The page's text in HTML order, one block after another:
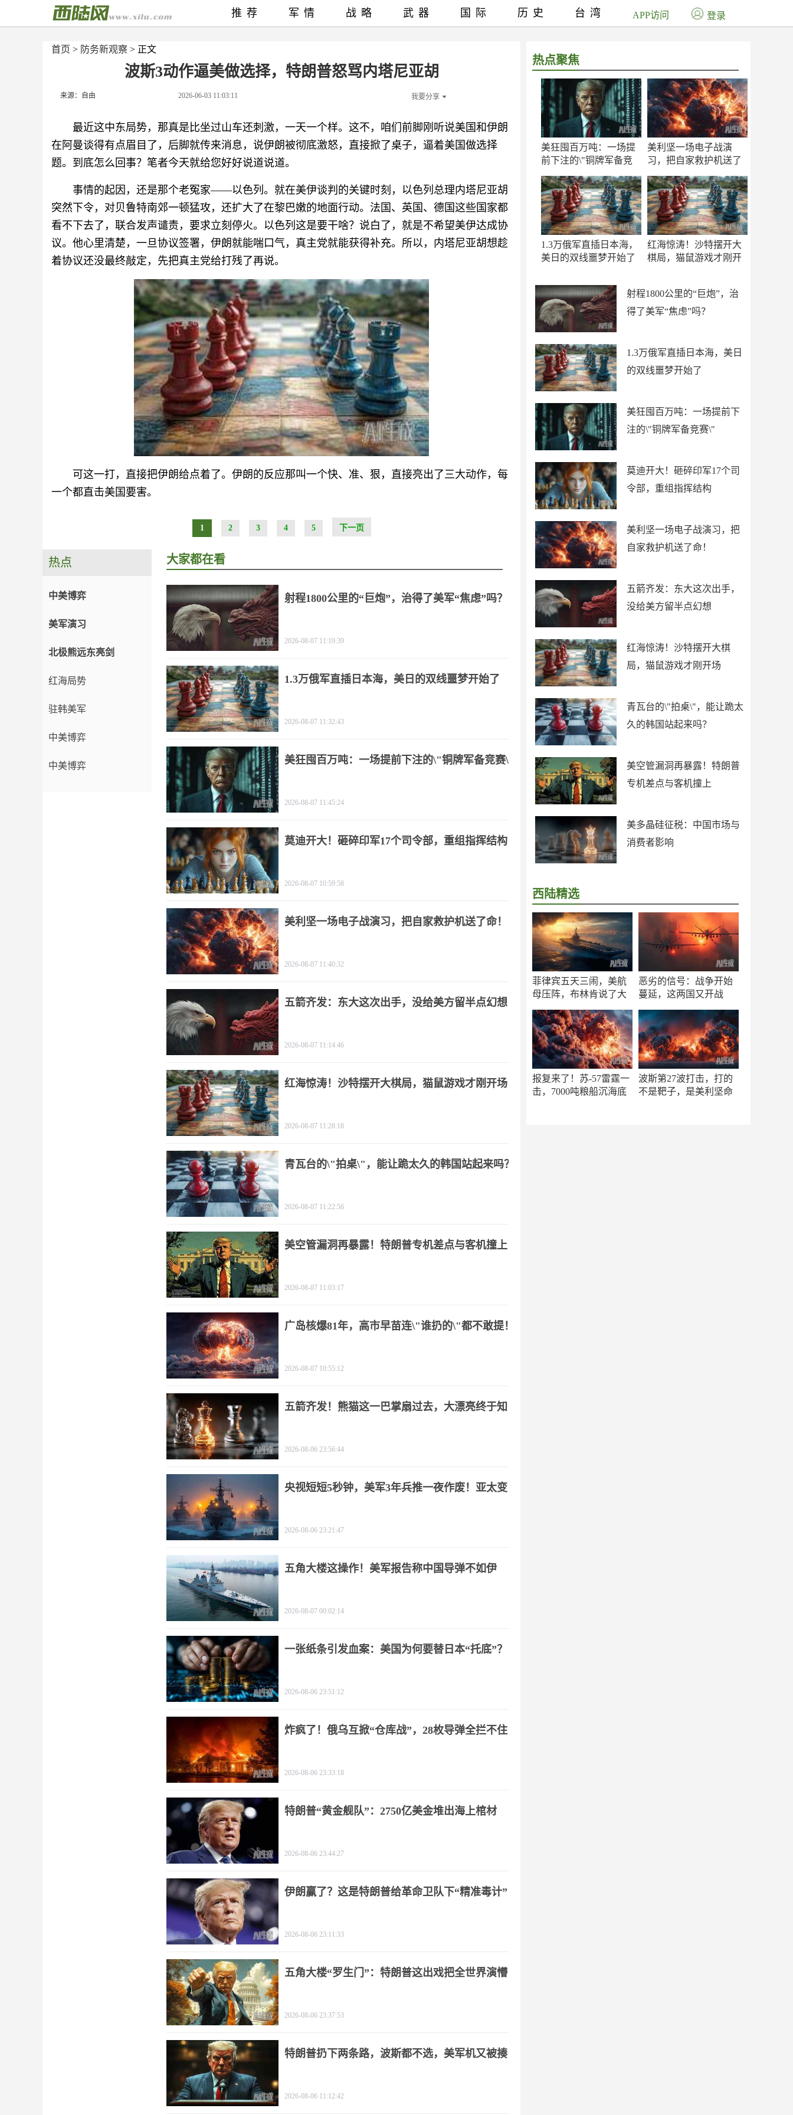
首页 > 防务新观察 > 正文
波斯3动作逼美做选择，特朗普怒骂内塔尼亚胡
来源：自由 2026-06-03 11:03:11 我要分享
最近这中东局势，那真是比坐过山车还刺激，一天一个样。这不，咱们前脚刚听说美国和伊朗
在阿曼谈得有点眉目了，后脚就传来消息，说伊朗被彻底激怒，直接掀了桌子，逼着美国做选择
题。到底怎么回事？笔者今天就给您好好说道说道。
事情的起因，还是那个老冤家——以色列。就在美伊谈判的关键时刻，以色列总理内塔尼亚胡
突然下令，对贝鲁特南郊一顿猛攻，还扩大了在黎巴嫩的地面行动。法国、英国、德国这些国家都
看不下去了，联合发声谴责，要求立刻停火。以色列这是要干啥？说白了，就是不希望美伊达成协
议。他心里清楚，一旦协议签署，伊朗就能喘口气，真主党就能获得补充。所以，内塔尼亚胡想趁
着协议还没最终敲定，先把真主党给打残了再说。
可这一打，直接把伊朗给点着了。伊朗的反应那叫一个快、准、狠，直接亮出了三大动作，每
一个都直击美国要害。
1 2 3 4 5 下一页
热点聚焦
美狂囤百万吨：一场提
前下注的\"铜牌军备竞
美利坚一场电子战演
习，把自家救护机送了
1.3万俄军直插日本海，
美日的双线噩梦开始了
红海惊涛！沙特摆开大
棋局，猫鼠游戏才刚开
射程1800公里的“巨炮”，治
得了美军“焦虑”吗？
1.3万俄军直插日本海，美日
的双线噩梦开始了
美狂囤百万吨：一场提前下
注的\"铜牌军备竞赛\"
莫迪开大！砸碎印军17个司
令部，重组指挥结构
美利坚一场电子战演习，把
自家救护机送了命！
五箭齐发：东大这次出手，
没给美方留半点幻想
红海惊涛！沙特摆开大棋
局，猫鼠游戏才刚开场
青瓦台的\"拍桌\"，能让跪太
久的韩国站起来吗？
美空管漏洞再暴露！特朗普
专机差点与客机撞上
美多晶硅征税：中国市场与
消费者影响
西陆精选
菲律宾五天三闹，美航
母压阵，布林肯说了大
恶劣的信号：战争开始
蔓延，这两国又开战
报复来了！苏-57雷霆一
击，7000吨粮船沉海底
波斯第27波打击，打的
不是靶子，是美利坚命
推荐 军情 战略 武器 国际 历史 台湾 APP访问 登录
热点
中美博弈
美军演习
北极熊远东亮剑
红海局势
驻韩美军
中美博弈
中美博弈
大家都在看
射程1800公里的“巨炮”，治得了美军“焦虑”吗？
2026-08-07 11:19:39
1.3万俄军直插日本海，美日的双线噩梦开始了
2026-08-07 11:32:43
美狂囤百万吨：一场提前下注的\"铜牌军备竞赛\"
2026-08-07 11:45:24
莫迪开大！砸碎印军17个司令部，重组指挥结构
2026-08-07 10:59:58
美利坚一场电子战演习，把自家救护机送了命！
2026-08-07 11:40:32
五箭齐发：东大这次出手，没给美方留半点幻想
2026-08-07 11:14:46
红海惊涛！沙特摆开大棋局，猫鼠游戏才刚开场
2026-08-07 11:28:18
青瓦台的\"拍桌\"，能让跪太久的韩国站起来吗？
2026-08-07 11:22:56
美空管漏洞再暴露！特朗普专机差点与客机撞上
2026-08-07 11:03:17
广岛核爆81年，高市早苗连\"谁扔的\"都不敢提！
2026-08-07 10:55:12
五箭齐发！熊猫这一巴掌扇过去，大漂亮终于知
2026-08-06 23:56:44
央视短短5秒钟，美军3年兵推一夜作废！亚太变
2026-08-06 23:21:47
五角大楼这操作！美军报告称中国导弹不如伊
2026-08-07 00:02:14
一张纸条引发血案：美国为何要替日本“托底”？
2026-08-06 23:51:12
炸疯了！俄乌互掀“仓库战”，28枚导弹全拦不住
2026-08-06 23:33:18
特朗普“黄金舰队”：2750亿美金堆出海上棺材
2026-08-06 23:44:27
伊朗赢了？这是特朗普给革命卫队下“精准毒计”
2026-08-06 23:11:33
五角大楼“罗生门”：特朗普这出戏把全世界演懵
2026-08-06 23:37:53
特朗普扔下两条路，波斯都不选，美军机又被揍
2026-08-06 11:12:42